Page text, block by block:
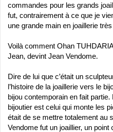
commandes pour les grands
fut, contrairement à ce que je
une grande main en joaillerie
Voilà comment Ohan
Jean, devint Jean Vendome.
Dire de lui que c’était un
l’histoire de la joaillerie vers le
bijou contemporain en fait
bijoutier est celui qui monte les
était de se mettre totalement au
Vendome fut un joaillier, un point